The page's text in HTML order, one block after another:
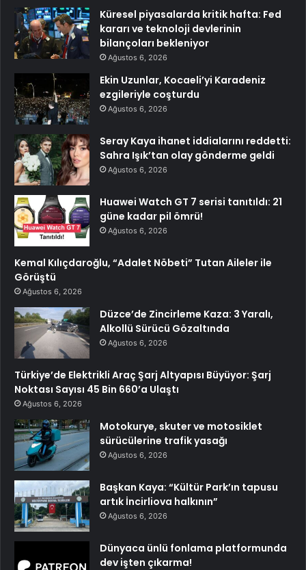
Küresel piyasalarda kritik hafta: Fed
kararı ve teknoloji devlerinin
bilançoları bekleniyor
Ağustos 6, 2026
Ekin Uzunlar, Kocaeli’yi Karadeniz
ezgileriyle coşturdu
Ağustos 6, 2026
Seray Kaya ihanet iddialarını reddetti:
Sahra Işık’tan olay gönderme geldi
Ağustos 6, 2026
Huawei Watch GT 7 serisi tanıtıldı: 21
güne kadar pil ömrü!
Ağustos 6, 2026
Kemal Kılıçdaroğlu, “Adalet Nöbeti” Tutan Aileler ile
Görüştü
Ağustos 6, 2026
Düzce’de Zincirleme Kaza: 3 Yaralı,
Alkollü Sürücü Gözaltında
Ağustos 6, 2026
Türkiye’de Elektrikli Araç Şarj Altyapısı Büyüyor: Şarj
Noktası Sayısı 45 Bin 660’a Ulaştı
Ağustos 6, 2026
Motokurye, skuter ve motosiklet
sürücülerine trafik yasağı
Ağustos 6, 2026
Başkan Kaya: “Kültür Park’ın tapusu
artık İncirliova halkının”
Ağustos 6, 2026
Dünyaca ünlü fonlama platformunda
dev işten çıkarma!